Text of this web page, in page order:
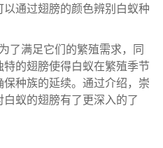
通过翅膀的颜色辨别白蚁种
满足它们的繁殖需求，同
的翅膀使得白蚁在繁殖季节
种族的延续。通过介绍，崇
蚁的翅膀有了更深入的了